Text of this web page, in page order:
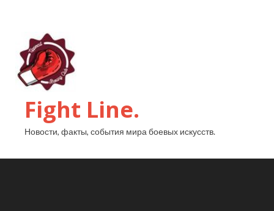
Fight Line.
Новости, факты, события мира боевых искусств.